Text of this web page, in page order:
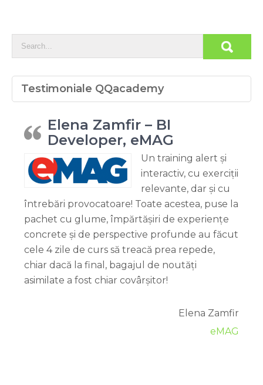
Testimoniale QQacademy
Elena Zamfir – BI
Developer, eMAG
Un training alert și
interactiv, cu exerciții
relevante, dar și cu
întrebări provocatoare! Toate acestea, puse la
pachet cu glume, împărtășiri de experiențe
concrete și de perspective profunde au făcut
cele 4 zile de curs să treacă prea repede,
chiar dacă la final, bagajul de noutăți
asimilate a fost chiar covârșitor!
Elena Zamfir
eMAG